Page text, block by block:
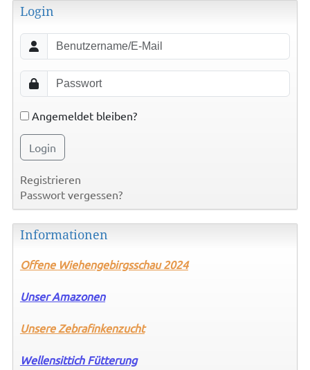
Login
Angemeldet bleiben?
Login
Registrieren
Passwort vergessen?
Informationen
Offene Wiehengebirgsschau 2024
Unser Amazonen
Unsere Zebrafinkenzucht
Wellensittich Fütterung